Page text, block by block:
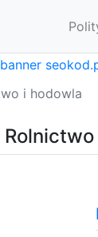
i hodowla